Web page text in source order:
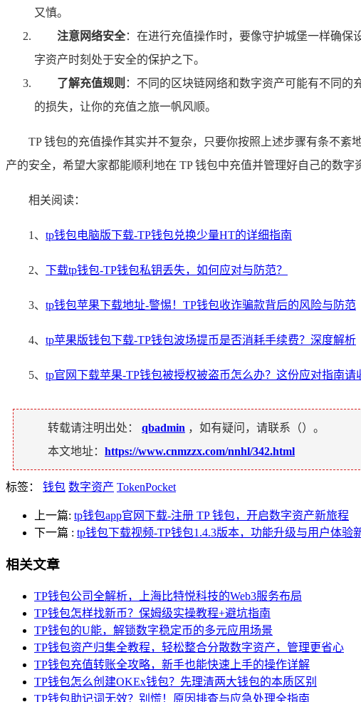
又慎。
注意网络安全：在进行充值操作时，要像守护城堡一样确保
字资产时刻处于安全的保护之下。
了解充值规则 ：不同的区块链网络和数字资产可能有不同
的损失，让你的充值之旅一帆风顺。
TP 钱包的充值操作其实并不复杂，只要你按照上述步骤有条不
产的安全，希望大家都能顺利地在 TP 钱包中充值并管理好自己的数字
相关阅读：
1、 tp钱包电脑版下载-TP钱包兑换少量HT的详细指南
2、 下载tp钱包-TP钱包私钥丢失，如何应对与防范？
3、 tp钱包苹果下载地址-警惕！TP钱包收诈骗款背后的风险与防范
4、 tp苹果版钱包下载-TP钱包波场提币是否消耗手续费？深度解析
5、 tp官网下载苹果-TP钱包被授权被盗币怎么办？这份应对指南请
转载请注明出处： qbadmin ，如有疑问，请联系（）。
本文地址： https://www.cnmzzx.com/nnhl/342.html
标签： 钱包 数字资产 TokenPocket
上一篇: tp钱包app官网下载-注册 TP 钱包，开启数字资产新旅程
下一篇 : tp钱包下载视频-TP钱包1.4.3版本，功能升级与用户体验
相关文章
TP钱包公司全解析，上海比特悦科技的Web3服务布局
TP钱包怎样找新币？保姆级实操教程+避坑指南
TP钱包的U能，解锁数字稳定币的多元应用场景
TP钱包资产归集全教程，轻松整合分散数字资产，管理更省心
TP钱包充值转账全攻略，新手也能快速上手的操作详解
TP钱包怎么创建OKEx钱包？先理清两大钱包的本质区别
TP钱包助记词无效？别慌！原因排查与应急处理全指南